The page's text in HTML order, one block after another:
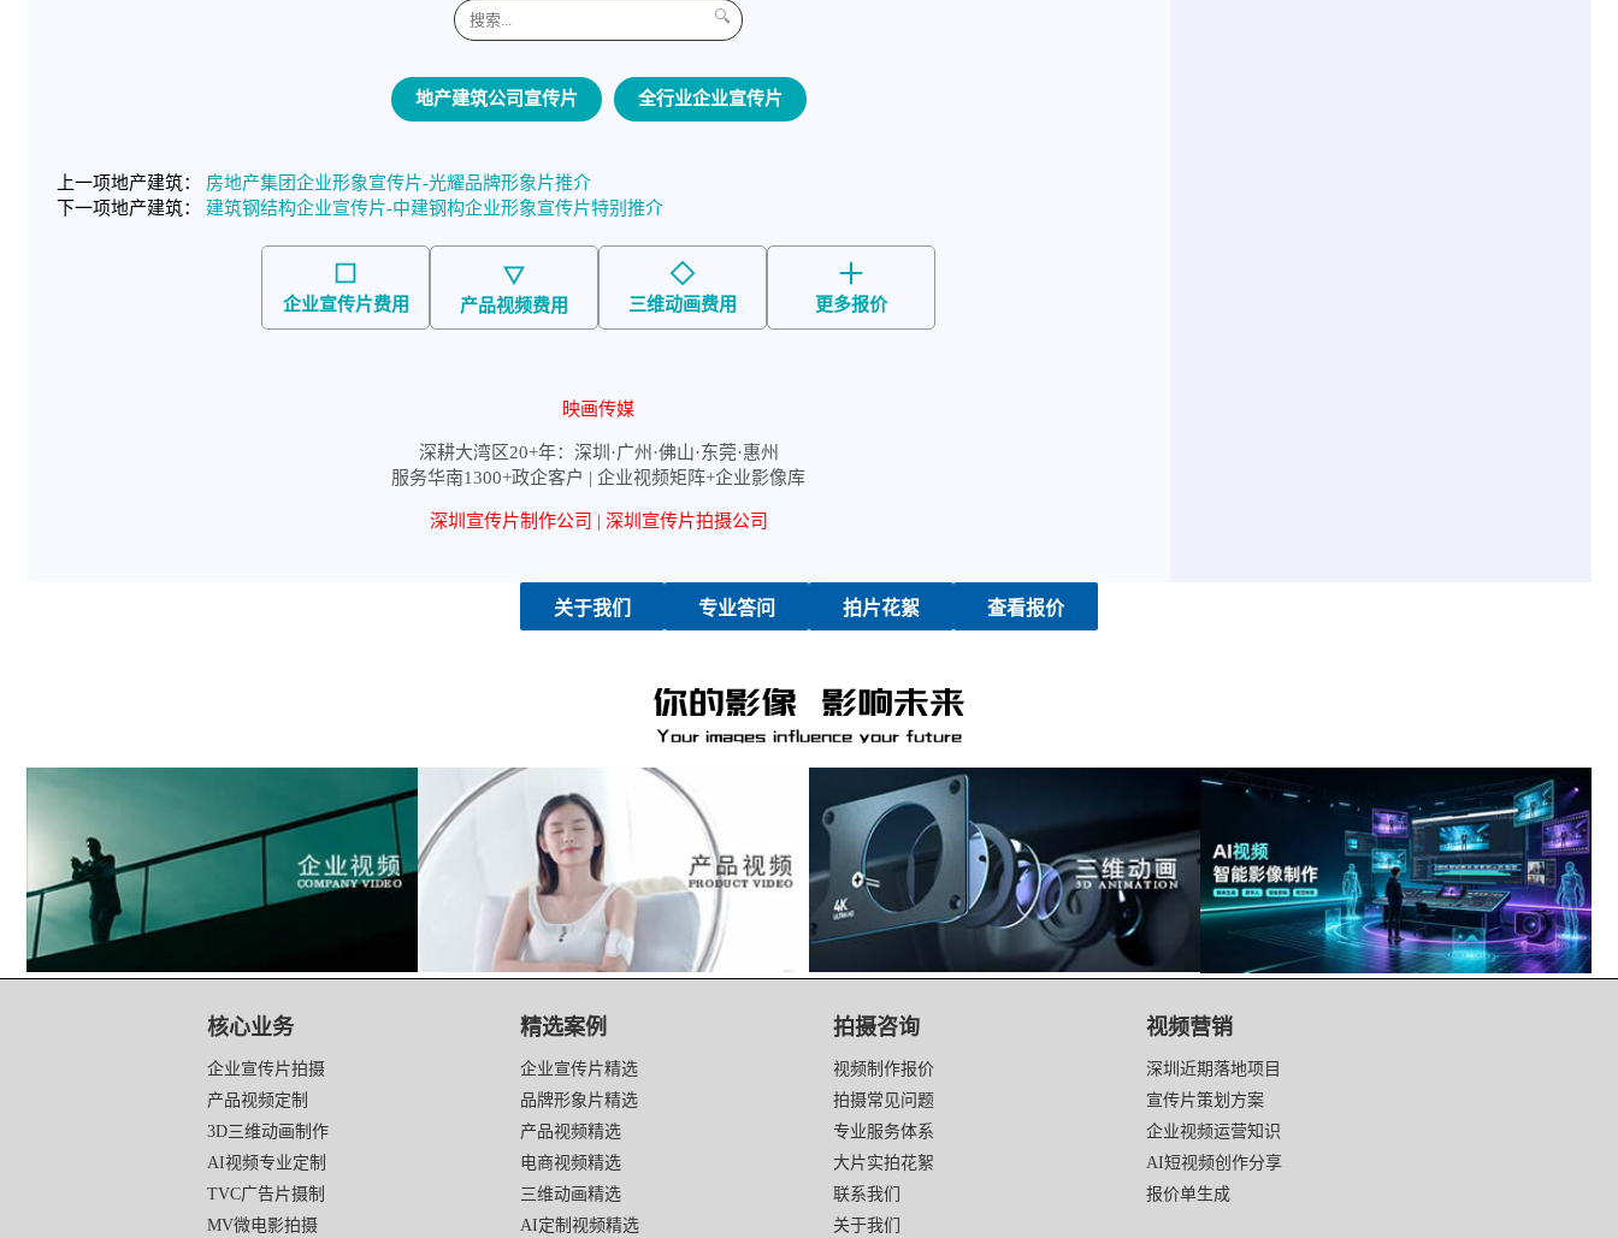
🔍
地产建筑公司宣传片 全行业企业宣传片
上一项地产建筑： 房地产集团企业形象宣传片-光耀品牌形象片推介
下一项地产建筑： 建筑钢结构企业宣传片-中建钢构企业形象宣传片特别推介
企业宣传片费用 产品视频费用 三维动画费用 更多报价
映画传媒
深耕大湾区20+年：深圳·广州·佛山·东莞·惠州
服务华南1300+政企客户 | 企业视频矩阵+企业影像库
深圳宣传片制作公司 | 深圳宣传片拍摄公司
关于我们 专业答问 拍片花絮 查看报价
核心业务
企业宣传片拍摄
产品视频定制
3D三维动画制作
AI视频专业定制
TVC广告片摄制
MV微电影拍摄
精选案例
企业宣传片精选
品牌形象片精选
产品视频精选
电商视频精选
三维动画精选
AI定制视频精选
拍摄咨询
视频制作报价
拍摄常见问题
专业服务体系
大片实拍花絮
联系我们
关于我们
视频营销
深圳近期落地项目
宣传片策划方案
企业视频运营知识
AI短视频创作分享
报价单生成